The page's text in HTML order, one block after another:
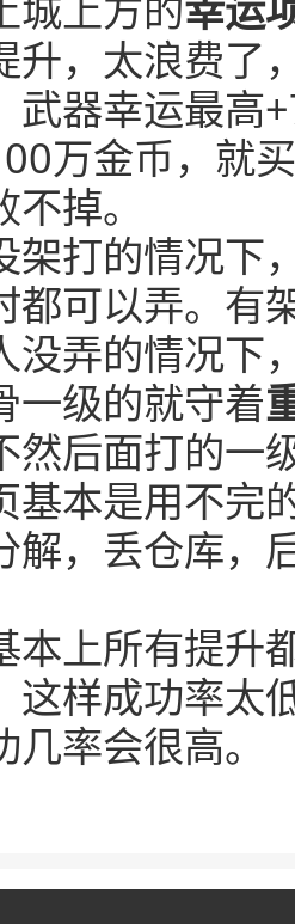
升，太浪费了
武器幸运最高
万金币，就
掉。
架打的情况下
都可以弄。有
没弄的情况下
一级的就守着
然后面打的一
基本是用不完
解，丢仓库，
本上所有提升
这样成功率太
率会很高。